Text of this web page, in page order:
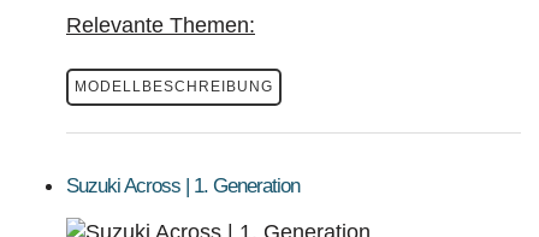
Relevante Themen:
MODELLBESCHREIBUNG
Suzuki Across | 1. Generation